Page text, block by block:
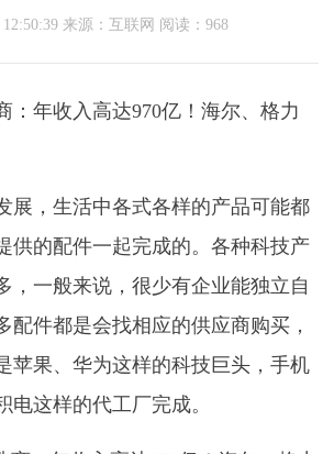
12:50:39 来源：互联网 阅读：968
：年收入高达970亿！海尔、格力
展，生活中各式各样的产品可能都
供的配件一起完成的。各种科技产
，一般来说，很少有企业能独立自
配件都是会找相应的供应商购买，
苹果、华为这样的科技巨头，手机
电这样的代工厂完成。